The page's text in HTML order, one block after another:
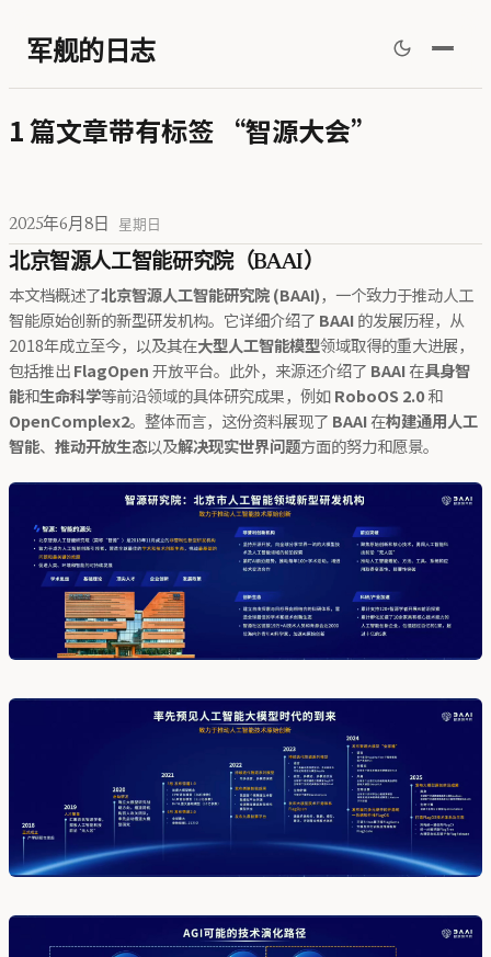
军舰的日志
1 篇文章带有标签 “智源大会”
2025年6月8日 星期日
北京智源人工智能研究院（BAAI）
本文档概述了北京智源人工智能研究院 (BAAI)，一个致力于推动人工
智能原始创新的新型研发机构。它详细介绍了 BAAI的发展历程，从
2018年成立至今，以及其在大型人工智能模型领域取得的重大进展，
包括推出FlagOpen开放平台。此外，来源还介绍了 BAAI在具身智
能和生命科学等前沿领域的具体研究成果，例如RoboOS 2.0和
OpenComplex2。整体而言，这份资料展现了 BAAI在构建通用人工
智能、 推动开放生态以及解决现实世界问题方面的努力和愿景。